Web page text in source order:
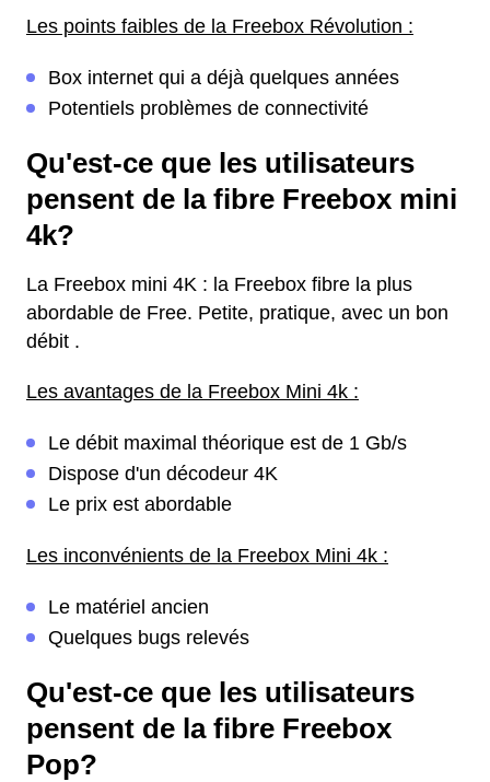
Les points faibles de la Freebox Révolution :
Box internet qui a déjà quelques années
Potentiels problèmes de connectivité
Qu'est-ce que les utilisateurs
pensent de la fibre Freebox mini
4k?
La Freebox mini 4K : la Freebox fibre la plus
abordable de Free. Petite, pratique, avec un bon
débit .
Les avantages de la Freebox Mini 4k :
Le débit maximal théorique est de 1 Gb/s
Dispose d'un décodeur 4K
Le prix est abordable
Les inconvénients de la Freebox Mini 4k :
Le matériel ancien
Quelques bugs relevés
Qu'est-ce que les utilisateurs
pensent de la fibre Freebox
Pop?